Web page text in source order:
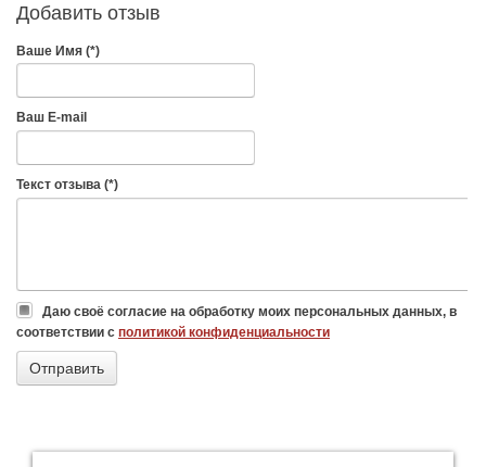
Добавить отзыв
Ваше Имя (*)
Ваш E-mail
Текст отзыва (*)
Даю своё согласие на обработку моих персональных данных, в
соответствии с политикой конфиденциальности